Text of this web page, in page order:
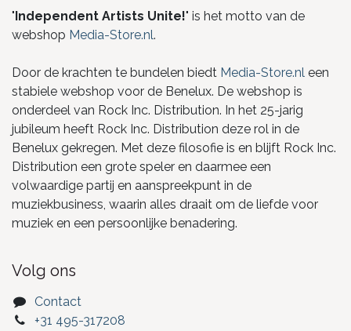
"Independent Artists Unite!" is het motto van de
webshop Media-Store.nl.
Door de krachten te bundelen biedt Media-Store.nl een
stabiele webshop voor de Benelux. De webshop is
onderdeel van Rock Inc. Distribution. In het 25-jarig
jubileum heeft Rock Inc. Distribution deze rol in de
Benelux gekregen. Met deze filosofie is en blijft Rock Inc.
Distribution een grote speler en daarmee een
volwaardige partij en aanspreekpunt in de
muziekbusiness, waarin alles draait om de liefde voor
muziek en een persoonlijke benadering.
Volg ons
Contact
+31 495-317208